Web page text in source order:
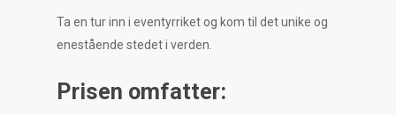
Ta en tur inn i eventyrriket og kom til det unike og
enestående stedet i verden.
Prisen omfatter: